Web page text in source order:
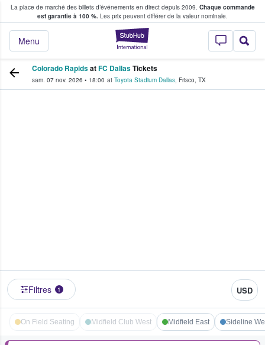
La place de marché des billets d’événements en direct depuis 2009. Chaque commande
est garantie à 100 %. Les prix peuvent différer de la valeur nominale.
StubHub - Où
Menu
fans achètent et vendent des billets
Colorado RapidsatFC DallasTickets
sam. 07 nov. 2026 • 18:00 at Toyota Stadium Dallas, Frisco, TX
Filtres 1 USD
On Field Seating Midfield Club West Midfield East Sideline